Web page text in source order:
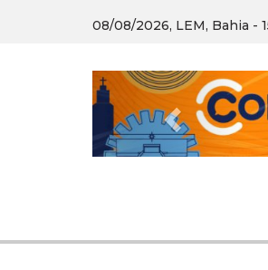
08/08/2026, LEM, Bahia -
Previous